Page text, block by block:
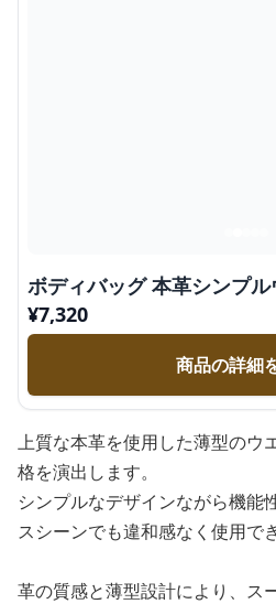
ボディバッグ 本革シンプ
¥7,320
商品の詳細
上質な本革を使用した薄型のウ
格を演出します。
シンプルなデザインながら機能
スシーンでも違和感なく使用で
革の質感と薄型設計により、ス